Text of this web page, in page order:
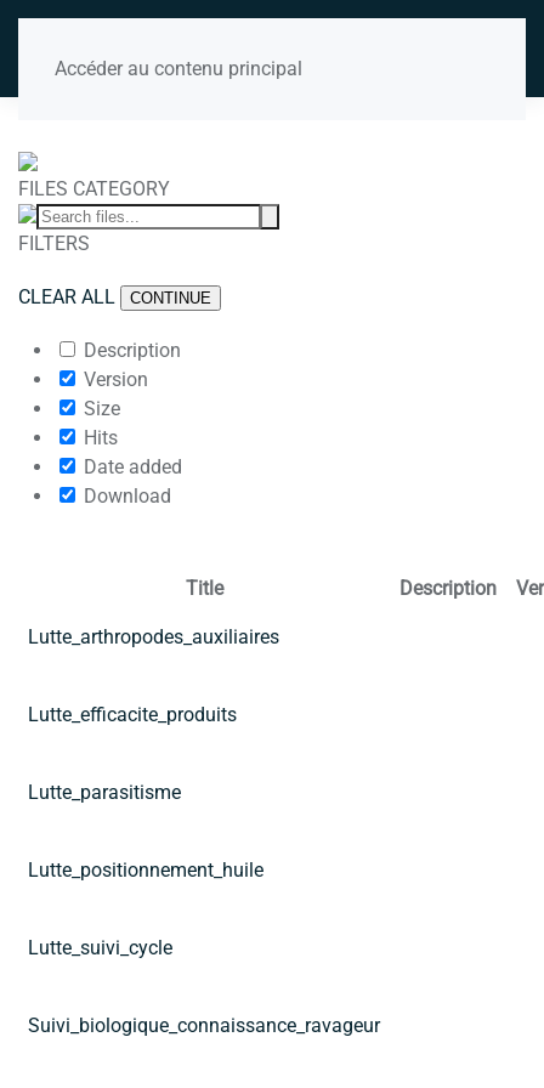
Accéder au contenu principal
FILES CATEGORY
FILTERS
CLEAR ALL CONTINUE
Description
Version
Size
Hits
Date added
Download
Title Description
Lutte_arthropodes_auxiliaires
Lutte_efficacite_produits
Lutte_parasitisme
Lutte_positionnement_huile
Lutte_suivi_cycle
Suivi_biologique_connaissance_ravageur